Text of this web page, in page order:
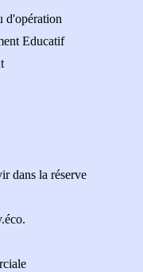
d'opération
Educatif
dans la réserve